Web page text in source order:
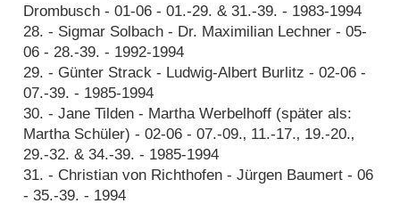
Drombusch - 01-06 - 01.-29. & 31.-39. - 1983-1994
28. - Sigmar Solbach - Dr. Maximilian Lechner - 05-
06 - 28.-39. - 1992-1994
29. - Günter Strack - Ludwig-Albert Burlitz - 02-06 -
07.-39. - 1985-1994
30. - Jane Tilden - Martha Werbelhoff (später als:
Martha Schüler) - 02-06 - 07.-09.‚ 11.-17.‚ 19.-20.‚
29.-32. & 34.-39. - 1985-1994
31. - Christian von Richthofen - Jürgen Baumert - 06
- 35.-39. - 1994